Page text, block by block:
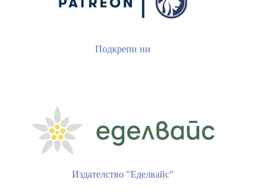
Подкрепи ни
Издателство "Еделвайс"